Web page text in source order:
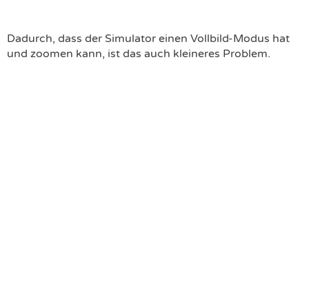
Dadurch, dass der Simulator einen Vollbild-Modus hat
und zoomen kann, ist das auch kleineres Problem.